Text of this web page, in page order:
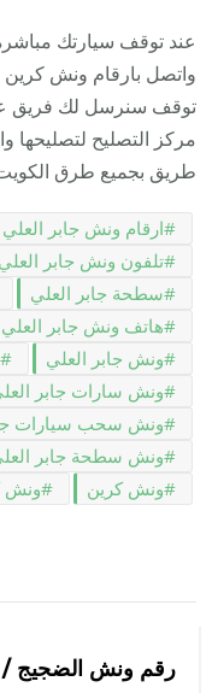
عند توقف سيارتك
واتصل بارقام ونش كرين
توقف سنرسل لك فريق
مركز التصليح لتصليحها
طريق بجميع طرق الكويت
ارقام ونش جابر العلي
تلفون ونش جابر العلي
سطحة جابر العلي
هاتف ونش جابر العلي
ونش جابر العلي
ونش سارات جابر
ونش سحب سيارات
ونش سطحة جابر
ونش كرين
ونش
بين